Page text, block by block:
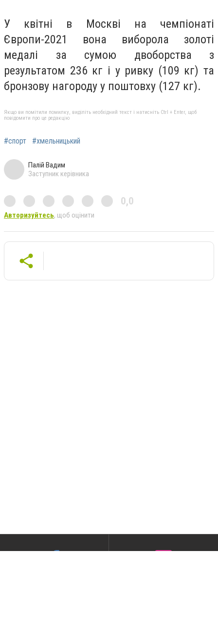
У квітні в Москві на чемпіонаті
Європи-2021 вона виборола золоті
медалі за сумою двоборства з
результатом 236 кг і у ривку (109 кг) та
бронзову нагороду у поштовху (127 кг).
Якщо ви помітили помилку, виділіть необхідний текст і натисніть Ctrl + Enter, щоб
повідомити про це редакцію
#спорт #хмельницький
Палій Вадим
Заступник керівника
0,0
Авторизуйтесь, щоб оцінити